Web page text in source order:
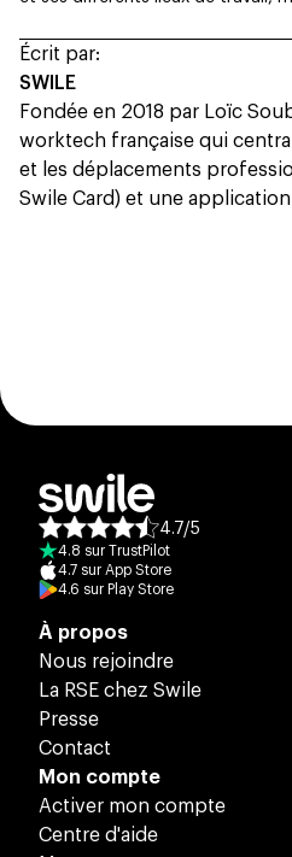
Écrit par:
SWILE
Fondée en 2018 par Loïc
worktech française qui
et les déplacements
Swile Card) et une
Note moyenne des avis :
4.7/5
4.8 sur TrustPilot
4.7 sur App Store
4.6 sur Play Store
À propos
Nous rejoindre
La RSE chez Swile
Presse
Contact
Mon compte
Activer mon compte
Centre d'aide